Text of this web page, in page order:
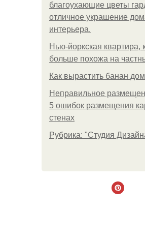
благоухающие цветы
отличное украшение
интерьера.
Нью-йоркская квартира,
больше похожа на
Как вырастить банан
Неправильное
5 ошибок размещения
стенах
Рубрика: "Студия